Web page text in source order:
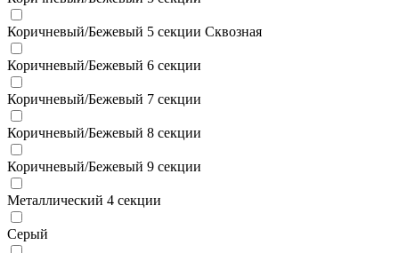
Коричневый/Бежевый 5 секции Сквозная
Коричневый/Бежевый 6 секции
Коричневый/Бежевый 7 секции
Коричневый/Бежевый 8 секции
Коричневый/Бежевый 9 секции
Металлический 4 секции
Серый